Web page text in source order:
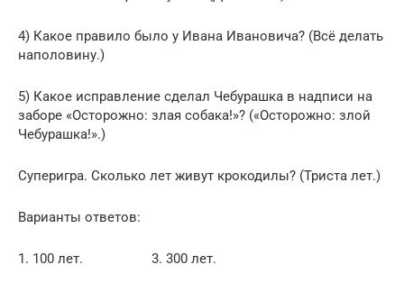
4) Какое правило было у Ивана Ивановича? (Всё делать
наполовину.)
5) Какое исправление сделал Чебурашка в надписи на
заборе «Осторожно: злая собака!»? («Осторожно: злой
Чебурашка!».)
Суперигра. Сколько лет живут крокодилы? (Триста лет.)
Варианты ответов:
1. 100 лет. 3. 300 лет.